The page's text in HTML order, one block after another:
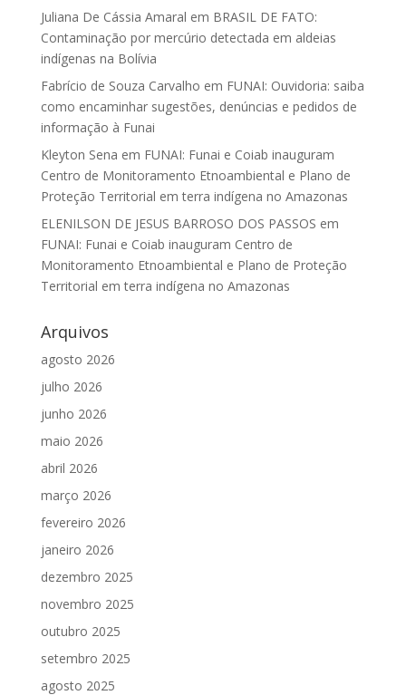
Juliana De Cássia Amaral em BRASIL DE FATO:
Contaminação por mercúrio detectada em aldeias
indígenas na Bolívia
Fabrício de Souza Carvalho em FUNAI: Ouvidoria: saiba
como encaminhar sugestões, denúncias e pedidos de
informação à Funai
Kleyton Sena em FUNAI: Funai e Coiab inauguram
Centro de Monitoramento Etnoambiental e Plano de
Proteção Territorial em terra indígena no Amazonas
ELENILSON DE JESUS BARROSO DOS PASSOS em
FUNAI: Funai e Coiab inauguram Centro de
Monitoramento Etnoambiental e Plano de Proteção
Territorial em terra indígena no Amazonas
Arquivos
agosto 2026
julho 2026
junho 2026
maio 2026
abril 2026
março 2026
fevereiro 2026
janeiro 2026
dezembro 2025
novembro 2025
outubro 2025
setembro 2025
agosto 2025